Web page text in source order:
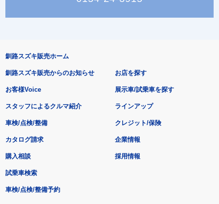
釧路スズキ販売ホーム
釧路スズキ販売からのお知らせ
お客様Voice
スタッフによるクルマ紹介
お店を探す
展示車/試乗車を探す
ラインアップ
車検/点検/整備 クレジット/保険
カタログ請求
購入相談
試乗車検索
車検/点検/整備予約
企業情報
採用情報